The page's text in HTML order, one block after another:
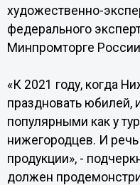
художественно-
федерального
Минпромторге
«К 2021 году, когда
праздновать
популярными как у
нижегородцев. И
продукции», -
должен